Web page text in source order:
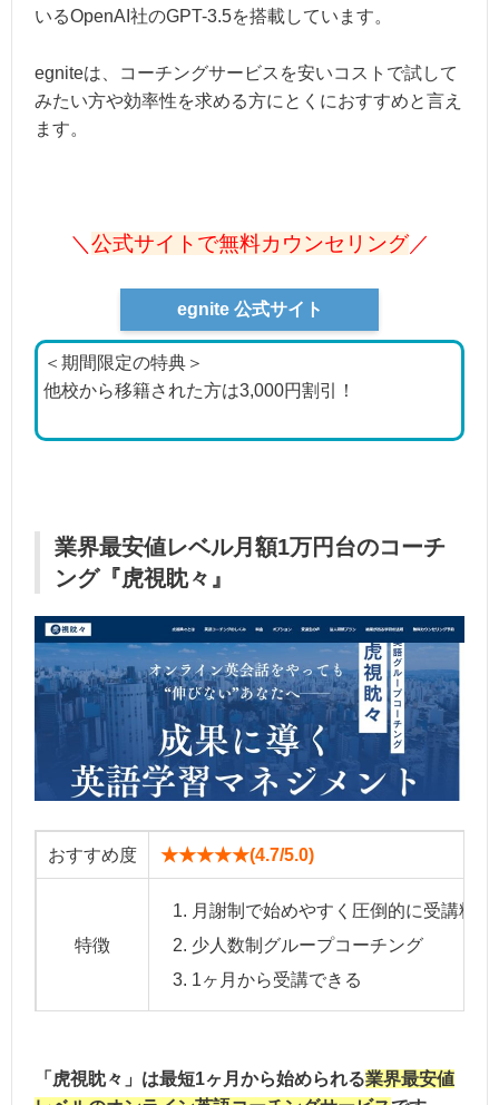
いるOpenAI社のGPT-3.5を搭載しています。
egniteは、コーチングサービスを安いコストで試して
みたい方や効率性を求める方にとくにおすすめと言え
ます。
＼ 公式サイトで無料カウンセリング／
egnite 公式サイト
＜期間限定の特典＞
他校から移籍された方は3,000円割引！
業界最安値レベル月額1万円台のコーチ
ング『虎視眈々』
おすすめ度 ★★★★★(4.7/5.0)
特徴
月謝制で始めやすく圧倒的に受講料が
少人数制グループコーチング
1ヶ月から受講できる
「虎視眈々」は最短1ヶ月から始められる業界最安値